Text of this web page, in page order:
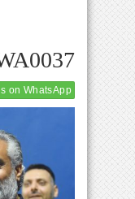
on WhatsApp